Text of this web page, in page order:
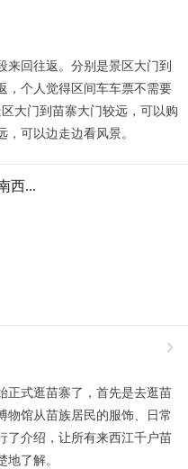
来回往返。分别是景区大门到
，个人觉得区间车车票不需要
大门到苗寨大门较远，可以购
可以边走边看风景。
西...

正式逛苗寨了，首先是去逛苗
物馆从苗族居民的服饰、日常
了介绍，让所有来西江千户苗
了解。